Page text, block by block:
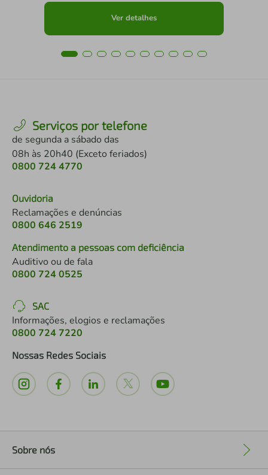
Ver detalhes
Serviços por telefone
de segunda a sábado das
08h às 20h40 (Exceto feriados)
0800 724 4770
Ouvidoria
Reclamações e denúncias
0800 646 2519
Atendimento a pessoas com deficiência
Auditivo ou de fala
0800 724 0525
SAC
Informações, elogios e reclamações
0800 724 7220
Nossas Redes Sociais
Sobre nós